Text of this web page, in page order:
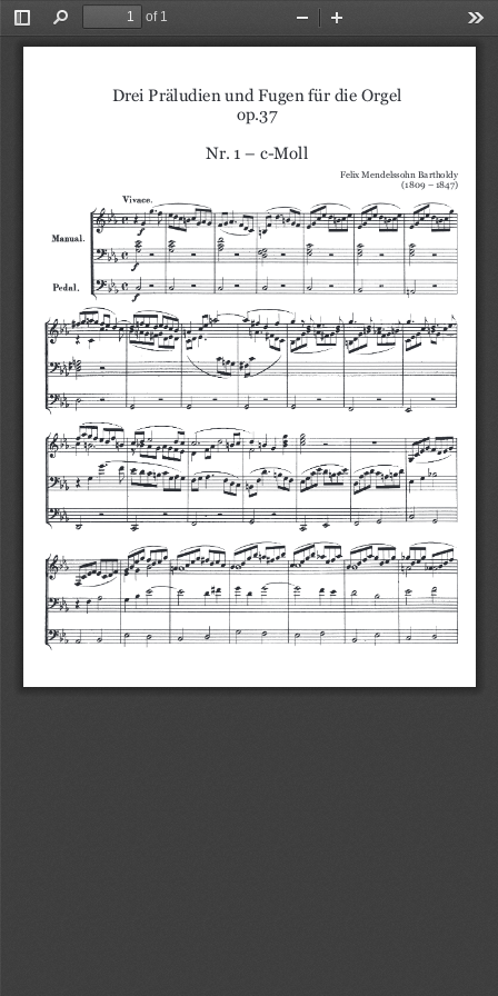
Toggle
Sidebar
Find
of 1
Zoom
Out
In
Drei Präludien und Fugen für die Orgel
op.37
Nr. 1 – c-Moll
Felix Mendelssohn Bartholdy
(1809 – 1847)